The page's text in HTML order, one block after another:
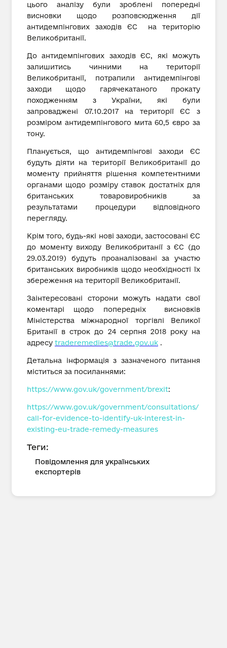
цього аналізу були зроблені попередні
висновки щодо розповсюдження дії
антидемпінгових заходів ЄС на територію
Великобританії.
До антидемпінгових заходів ЄС, які можуть
залишитись чинними на території
Великобританії, потрапили антидемпінгові
заходи щодо гарячекатаного прокату
походженням з України, які були
запроваджені 07.10.2017 на території ЄС з
розміром антидемпінгового мита 60,5 євро за
тону.
Планується, що антидемпінгові заходи ЄС
будуть діяти на території Великобританії до
моменту прийняття рішення компетентними
органами щодо розміру ставок достатніх для
британських товаровиробників за
результатами процедури відповідного
перегляду.
Крім того, будь-які нові заходи, застосовані ЄС
до моменту виходу Великобританії з ЄС (до
29.03.2019) будуть проаналізовані за участю
британських виробників щодо необхідності їх
збереження на території Великобританії.
Заінтересовані сторони можуть надати свої
коментарі щодо попередніх висновків
Міністерства міжнародної торгівлі Великої
Британії в строк до 24 серпня 2018 року на
адресу traderemedies@trade.gov.uk .
Детальна інформація з зазначеного питання
міститься за посиланнями:
https://www.gov.uk/government/brexit:
https://www.gov.uk/government/consultations/
call-for-evidence-to-identify-uk-interest-in-
existing-eu-trade-remedy-measures
Теги:
Повідомлення для українських
експортерів